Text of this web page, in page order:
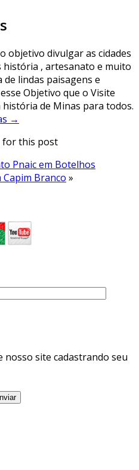
objetivo divulgar as cidades
história , artesanato e muito
de lindas paisagens e
Objetivo que o Visite
de Minas para todos.
→
for this post
Pnaic em Botelhos
Capim Branco »
nosso site cadastrando seu